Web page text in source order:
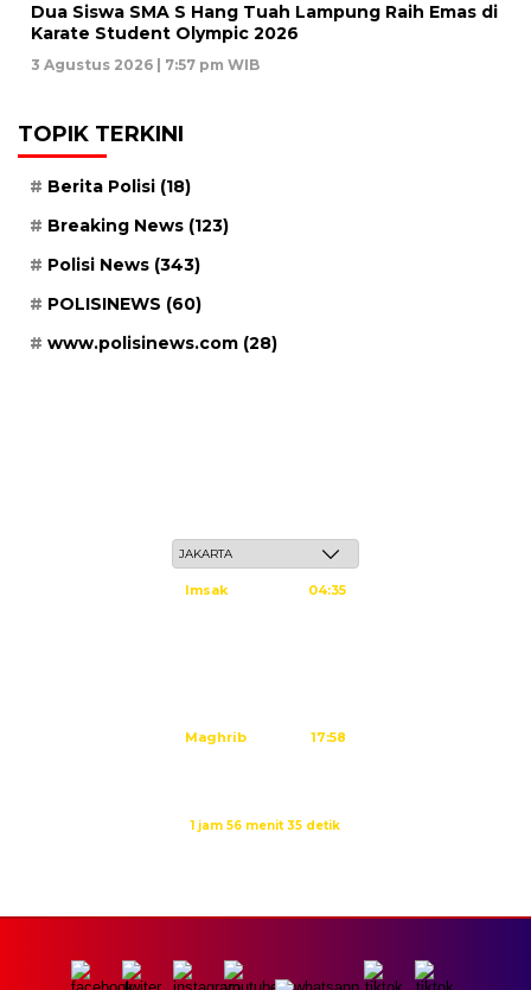
Dua Siswa SMA S Hang Tuah Lampung Raih Emas di
Karate Student Olympic 2026
3 Agustus 2026 | 7:57 pm WIB
TOPIK TERKINI
Berita Polisi (18)
Breaking News (123)
Polisi News (343)
POLISINEWS (60)
www.polisinews.com (28)
Imsak 04:35
Maghrib 17:58
1 jam 56 menit 35 detik